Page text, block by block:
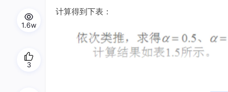
计算得到下表：
1.6w
3